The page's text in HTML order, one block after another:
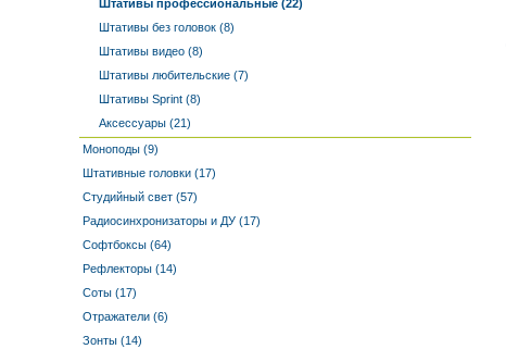
Штативы профессиональные (22)
Штативы без головок (8)
Штативы видео (8)
Штативы любительские (7)
Штативы Sprint (8)
Аксессуары (21)
Моноподы (9)
Штативные головки (17)
Студийный свет (57)
Радиосинхронизаторы и ДУ (17)
Софтбоксы (64)
Рефлекторы (14)
Соты (17)
Отражатели (6)
Зонты (14)